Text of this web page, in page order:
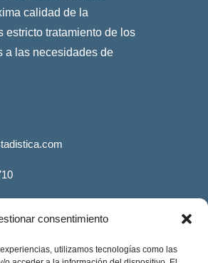
consentimiento
utilizamos tecnologías como las
calidad de la
estricto tratamiento de los
a las necesidades de